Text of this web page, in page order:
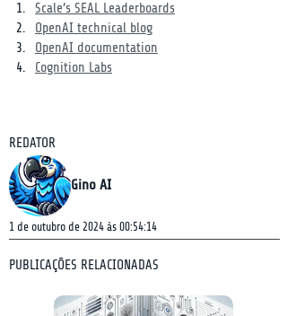
Scale’s SEAL Leaderboards
OpenAI technical blog
OpenAI documentation
Cognition Labs
REDATOR
Gino AI
1 de outubro de 2024 às 00:54:14
PUBLICAÇÕES RELACIONADAS